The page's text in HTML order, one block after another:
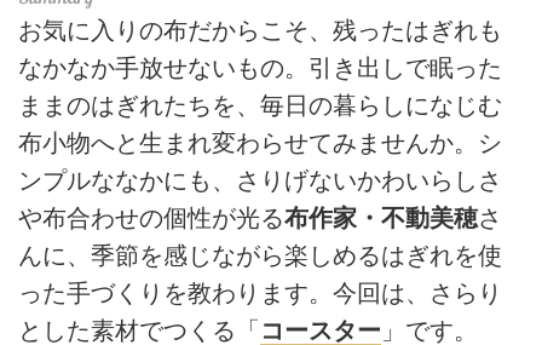
お気に入りの布だからこそ、残ったはぎれも
なかなか手放せないもの。引き出しで眠った
ままのはぎれたちを、毎日の暮らしになじむ
布小物へと生まれ変わらせてみませんか。シ
ンプルななかにも、さりげないかわいらしさ
や布合わせの個性が光る布作家・不動美穂さ
んに、季節を感じながら楽しめるはぎれを使
った手づくりを教わります。今回は、さらり
とした素材でつくる「 コースター 」です。